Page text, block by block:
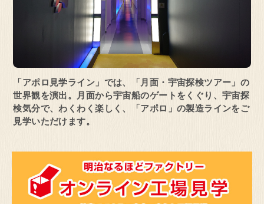
「アポロ見学ライン」では、
「月面・宇宙探検ツアー」の
世界観を演出。
月面から宇宙船のゲートをくぐり、宇宙探
検気分で、わくわく楽しく、
「アポロ」の製造ラインをご
見学いただけます。